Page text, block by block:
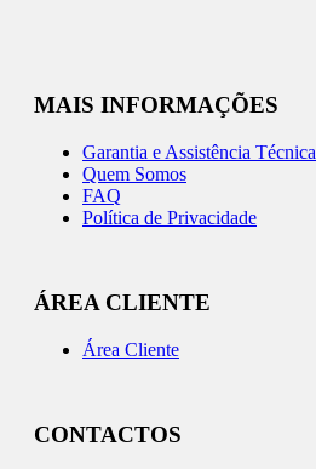
MAIS INFORMAÇÕES
Garantia e Assistência Técnica
Quem Somos
FAQ
Política de Privacidade
ÁREA CLIENTE
Área Cliente
CONTACTOS